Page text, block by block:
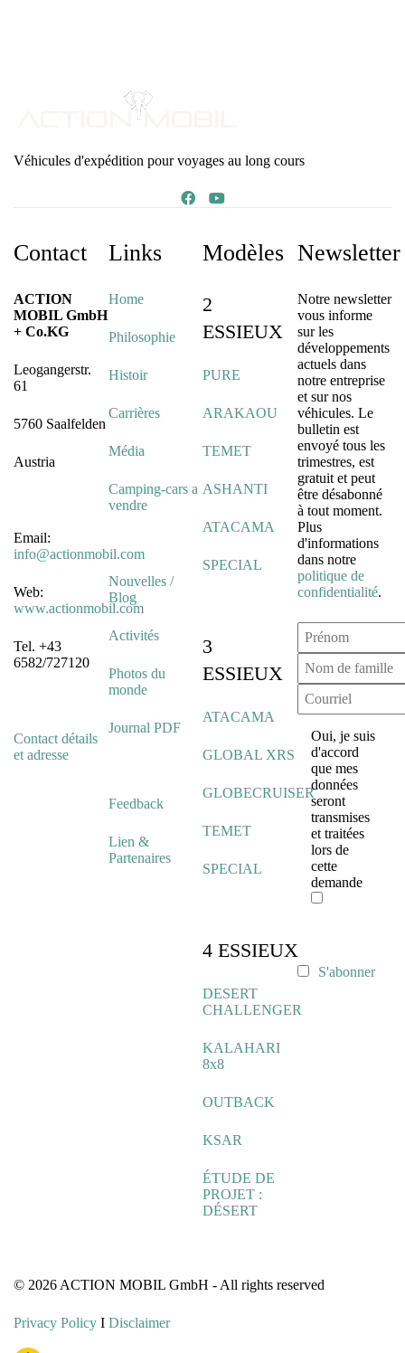
Véhicules d'expédition pour voyages au long cours
Contact
ACTION
MOBIL GmbH
+ Co.KG
Leogangerstr.
61
5760 Saalfelden
Austria
Email:
info@actionmobil.com
Web:
www.actionmobil.com
Tel. +43
6582/727120
Contact détails
et adresse
Links
Home
Philosophie
Histoir
Carrières
Média
Camping-cars a
vendre
Nouvelles /
Blog
Activités
Photos du
monde
Journal PDF
Feedback
Lien &
Partenaires
Modèles
2
ESSIEUX
PURE
ARAKAOU
TEMET
ASHANTI
ATACAMA
SPECIAL
3
ESSIEUX
ATACAMA
GLOBAL XRS
GLOBECRUISER
TEMET
SPECIAL
4 ESSIEUX
DESERT
CHALLENGER
KALAHARI
8x8
OUTBACK
KSAR
ÉTUDE DE
PROJET :
DÉSERT
Newsletter
Notre newsletter
vous informe
sur les
développements
actuels dans
notre entreprise
et sur nos
véhicules. Le
bulletin est
envoyé tous les
trimestres, est
gratuit et peut
être désabonné
à tout moment.
Plus
d'informations
dans notre
politique de
confidentialité.
Oui, je suis
d'accord
que mes
données
seront
transmises
et traitées
lors de
cette
demande
S'abonner
© 2026 ACTION MOBIL GmbH - All rights reserved
Privacy Policy I Disclaimer